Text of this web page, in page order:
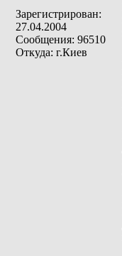
Зарегистрирован:
27.04.2004
Сообщения: 96510
Откуда: г.Киев